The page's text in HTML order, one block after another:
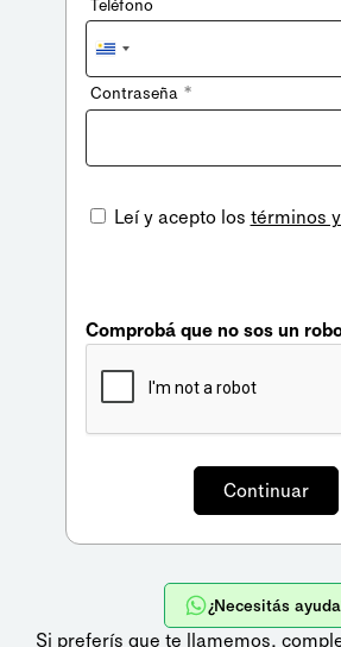
Teléfono
Uruguay
+598
Contraseña *
Leí y acepto los términos
Comprobá que no sos un
¿Necesitás
Si preferís que te llamemos,